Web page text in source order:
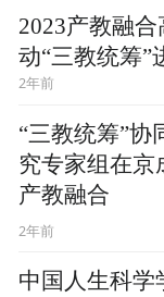
会产教融合高质量
“三教统筹”高质量
2023产教融
动“三教统筹”
2年前
“三教统筹”协
究专家组在京
产教融合
2年前
中国人生科学